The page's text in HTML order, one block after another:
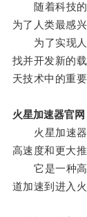
随着科技的
为了人类最感
为了实现人
找并开发新的
天技术中的重要
火星加速器官网
火星加速器
高速度和更大
它是一种高
道加速到进入